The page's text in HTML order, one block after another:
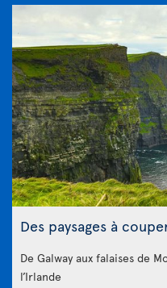
Des paysages à
De Galway aux falaises de
l’Irlande